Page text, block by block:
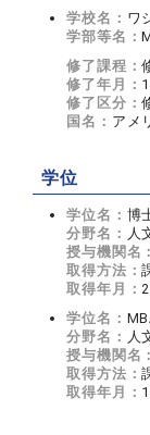
学校名： ワ
学部等名：
修了課程：
修了年月：
修了区分：
国名： アメ
学位
学位名： 博
分野名： 人
授与機関名
取得方法：
取得年月：
学位名：
分野名： 人
授与機関名：
取得方法：
取得年月：